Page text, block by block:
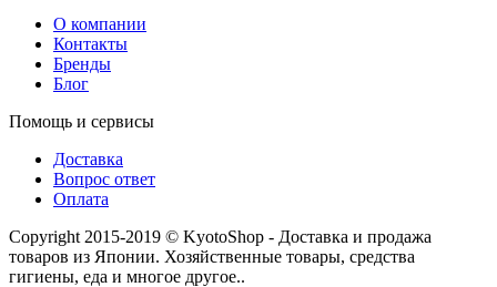
О компании
Контакты
Бренды
Блог
Помощь и сервисы
Доставка
Вопрос ответ
Оплата
Copyright 2015-2019 © KyotoShop - Доставка и продажа
товаров из Японии. Хозяйственные товары, средства
гигиены, еда и многое другое..